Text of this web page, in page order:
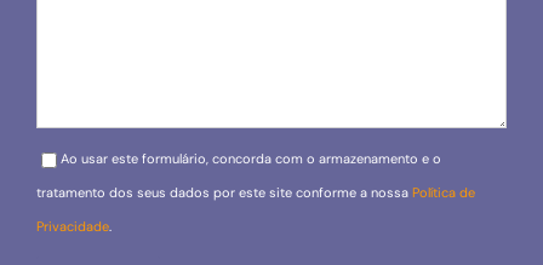
Please leave this field empty.
Ao usar este formulário, concorda com o armazenamento e o
tratamento dos seus dados por este site conforme a nossa Política de
Privacidade.